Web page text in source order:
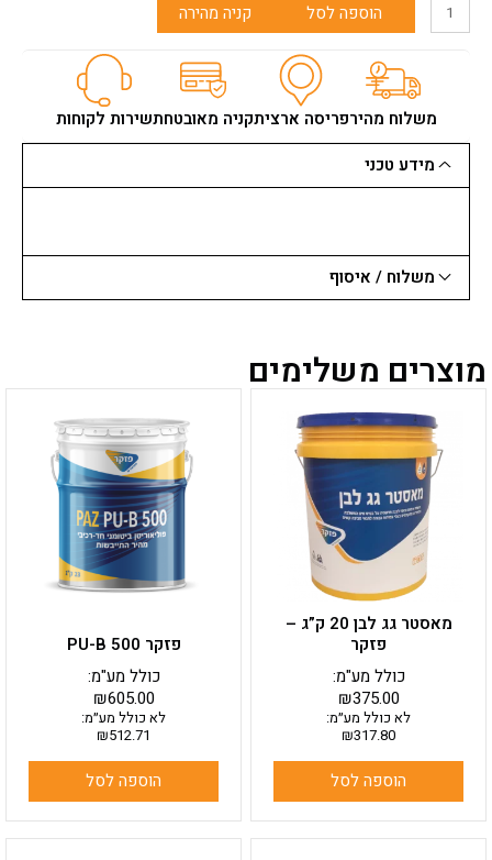
הוספה לסל קניה מהירה
משלוח מהירפריסה ארציתקניה מאובטחתשירות לקוחות
מידע טכני
משלוח / איסוף
מוצרים משלימים
מאסטר גג לבן 20 ק”ג –
פזקר
₪375.00
כולל מע"מ:
לא כולל מע״מ:
₪317.80
הוספה לסל
פזקר PU-B 500
₪605.00
כולל מע"מ:
לא כולל מע״מ:
₪512.71
הוספה לסל